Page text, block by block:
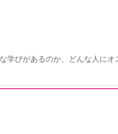
学びがあるのか、どんな人にオ